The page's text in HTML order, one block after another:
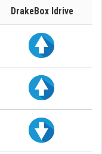
DrakeBox Idrive